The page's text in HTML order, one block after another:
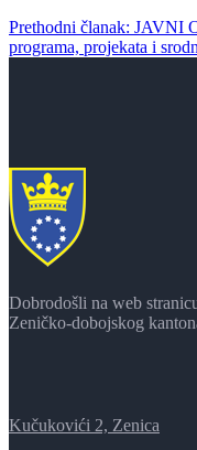
Prethodni članak: JAVNI
programa, projekata i
Dobrodošli na web
Zeničko-dobojskog
Kučukovići 2, Zenica